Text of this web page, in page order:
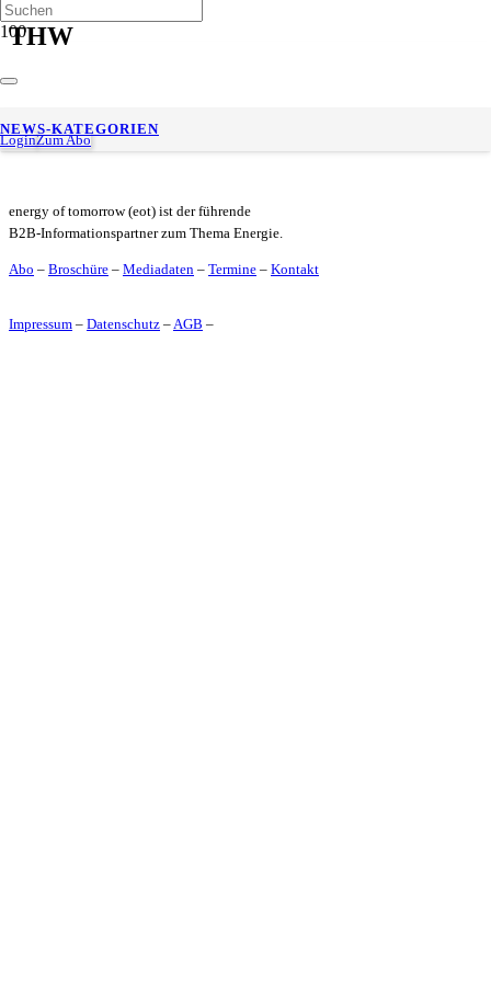
LoginZum Abo
NEWS-KATEGORIEN
THW
ORLEN Deutschland spendet über 135.000 Euro während
langjähriger Spielerpatenschaft
energy of tomorrow (eot) ist der führende
B2B-Informationspartner zum Thema Energie.
Abo – Broschüre – Mediadaten – Termine – Kontakt
Impressum – Datenschutz –AGB –